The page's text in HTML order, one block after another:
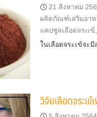
21 สิงหาคม
ผลิตภัณฑ์เสริมอาห
แคปซูลเลือดจระเข้
ในเลือดจระเข้จะ
วิจัยเลือดจระเ